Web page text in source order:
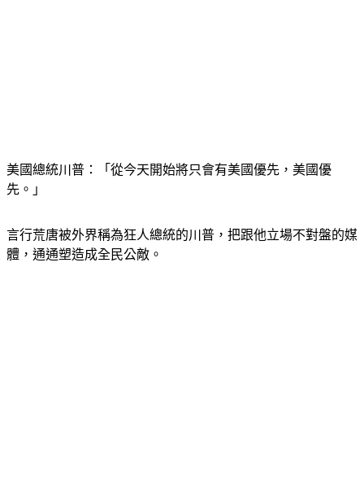
美國總統川普：「從今天開始將只會有美國優先，美國優
先。」
言行荒唐被外界稱為狂人總統的川普，把跟他立場不對盤的媒
體，通通塑造成全民公敵。